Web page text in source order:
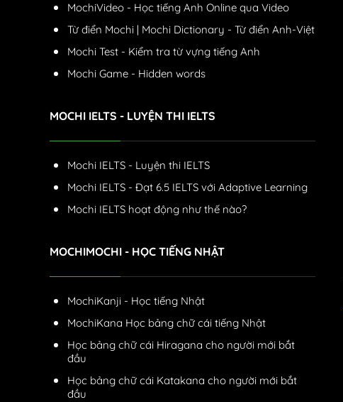
MochiVideo - Học tiếng Anh Online qua Video
Từ điển Mochi | Mochi Dictionary - Từ điển Anh-Việt
Mochi Test - Kiểm tra từ vựng tiếng Anh
Mochi Game - Hidden words
MOCHI IELTS - LUYỆN THI IELTS
Mochi IELTS - Luyện thi IELTS
Mochi IELTS - Đạt 6.5 IELTS với Adaptive Learning
Mochi IELTS hoạt động như thế nào?
MOCHIMOCHI - HỌC TIẾNG NHẬT
MochiKanji - Học tiếng Nhật
MochiKana Học bảng chữ cái tiếng Nhật
Học bảng chữ cái Hiragana cho người mới bắt
đầu
Học bảng chữ cái Katakana cho người mới bắt
đầu